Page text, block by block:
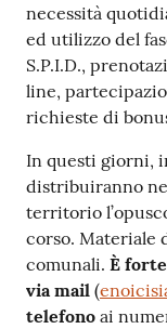
necessità
ed utilizzo del
S.P.I.D.,
line,
richieste di
In questi giorni,
distribuiranno
territorio
corso. Materiale
comunali. È
via mail (
telefono ai